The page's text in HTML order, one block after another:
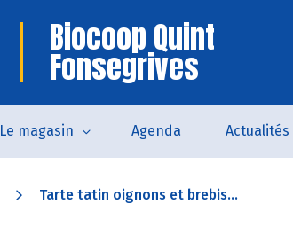
Biocoop Quint
Fonsegrives
Le magasin Agenda Actualités
Tarte tatin oignons et brebis...